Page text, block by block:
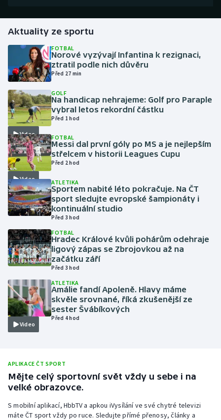
Golf
Gymnastika
Házená
Jezdectví
Judo
Krasobruslení
Lezení
Lyže a snowboard
Motorsport
Olympijské hry
Parasport
Plavání
Ragby
Rychlobruslení
Rychlostní kanoistika
Aktuality ze sportu
FOTBAL
Norové vyzývají Infantina k rezignaci,
ztratil podle nich důvěru
Před 27 min
Video
GOLF
Na handicap nehrajeme: Golf pro Paraple
vybral letos rekordní částku
Před 1 hod
Video
FOTBAL
Messi dal první góly po MS a je nejlepším
střelcem v historii Leagues Cupu
Před 2 hod
ATLETIKA
Sportem nabité léto pokračuje. Na ČT
sport sledujte evropské šampionáty i
kontinuální studio
Před 3 hod
FOTBAL
Hradec Králové kvůli pohárům odehraje
ligový zápas se Zbrojovkou až na
začátku září
Před 3 hod
Video
ATLETIKA
Amálie fandí Apoleně. Hlavy máme
skvěle srovnané, říká zkušenější ze
sester Švábíkových
Před 4 hod
APLIKACE ČT SPORT
Mějte celý sportovní svět vždy u sebe i na
velké obrazovce.
S mobilní aplikací, HbbTV a apkou iVysílání ve své chytré televizi
máte ČT sport vždy po ruce. Sledujte přímé přenosy, články a